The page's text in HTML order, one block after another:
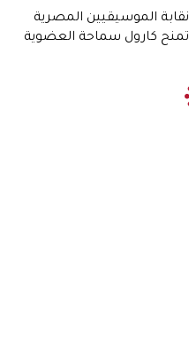
نقابة الموسيقيين المصرية
تمنح كارول سماحة العضوية